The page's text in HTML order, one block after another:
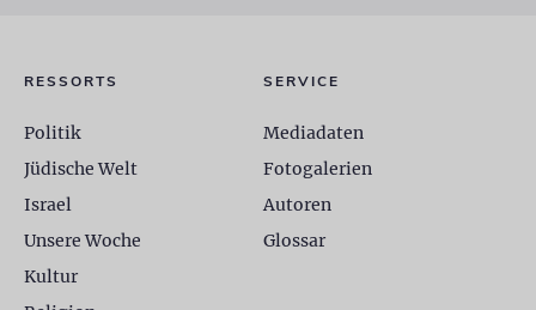
RESSORTS
Politik
Jüdische Welt
Israel
Unsere Woche
Kultur
SERVICE
Mediadaten
Fotogalerien
Autoren
Glossar